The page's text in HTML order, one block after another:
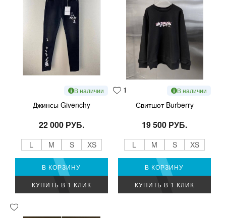
В наличии
Джинсы Givenchy
22 000 РУБ.
L M S XS
В КОРЗИНУ
КУПИТЬ В 1 КЛИК
1 В наличии
Свитшот Burberry
19 500 РУБ.
L M S XS
В КОРЗИНУ
КУПИТЬ В 1 КЛИК